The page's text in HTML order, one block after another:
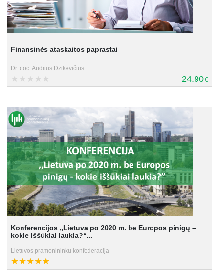
Finansinės ataskaitos paprastai
Dr. doc. Audrius Dzikevičius
24.90€
Konferencijos „Lietuva po 2020 m. be Europos pinigų –
kokie iššūkiai laukia?“...
Lietuvos pramonininkų konfederacija